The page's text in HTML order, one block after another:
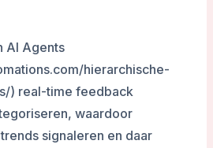
AI Agents
hierarchische-
) real-time feedback
waardoor
signaleren en daar